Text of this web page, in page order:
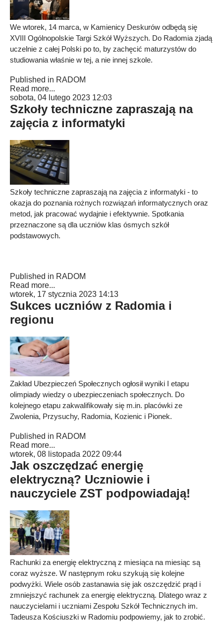
We wtorek, 14 marca, w Kamienicy Deskurów odbędą się
XVIII Ogólnopolskie Targi Szkół Wyższych. Do Radomia zjadą
uczelnie z całej Polski po to, by zachęcić maturzystów do
studiowania właśnie w tej, a nie innej szkole.
Published in RADOM
Read more...
sobota, 04 lutego 2023 12:03
Szkoły techniczne zapraszają na
zajęcia z informatyki
Szkoły techniczne zapraszają na zajęcia z informatyki - to
okazja do poznania rożnych rozwiązań informatycznych oraz
metod, jak pracować wydajnie i efektywnie. Spotkania
przeznaczone są dla uczniów klas ósmych szkół
podstawowych.
Published in RADOM
Read more...
wtorek, 17 stycznia 2023 14:13
Sukces uczniów z Radomia i
regionu
Zakład Ubezpieczeń Społecznych ogłosił wyniki I etapu
olimpiady wiedzy o ubezpieczeniach społecznych. Do
kolejnego etapu zakwalifikowały się m.in. placówki ze
Zwolenia, Przysuchy, Radomia, Kozienic i Pionek.
Published in RADOM
Read more...
wtorek, 08 listopada 2022 09:44
Jak oszczędzać energię
elektryczną? Uczniowie i
nauczyciele ZST podpowiadają!
Rachunki za energię elektryczną z miesiąca na miesiąc są
coraz wyższe. W następnym roku szykują się kolejne
podwyżki. Wiele osób zastanawia się jak oszczędzić prąd i
zmniejszyć rachunek za energię elektryczną. Dlatego wraz z
nauczycielami i uczniami Zespołu Szkół Technicznych im.
Tadeusza Kościuszki w Radomiu podpowiemy, jak to zrobić.